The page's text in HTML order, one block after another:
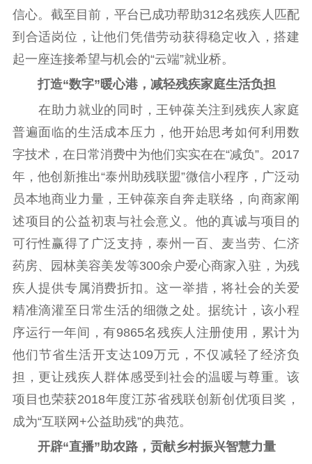
电影工作
电影创作 电影市场
机关党建
党建要闻 学习在线
文化人才
紫金人才 职称评审
数据资源
公共服务
新时代公民素养
提升资源库
新闻出版
政务服务
作品著作权
登记服务
科研创新
服务管理平台
智库服务
管理平台
文艺创作
服务管理
文化产业
统计分析
数字出版
审读服务
新闻发布工作备
案管理系统
电影
服务
理论宣讲
共建共享平台
政工继续教育学
习平台
责任编辑注册
业务申报系统
信心。截至目前，平台已成功帮助312名残疾人匹配
到合适岗位，让他们凭借劳动获得稳定收入，搭建
起一座连接希望与机会的“云端”就业桥。
打造“数字”暖心港，减轻残疾家庭生活负担
在助力就业的同时，王钟葆关注到残疾人家庭
普遍面临的生活成本压力，他开始思考如何利用数
字技术，在日常消费中为他们实实在在“减负”。2017
年，他创新推出“泰州助残联盟”微信小程序，广泛动
员本地商业力量，王钟葆亲自奔走联络，向商家阐
述项目的公益初衷与社会意义。他的真诚与项目的
可行性赢得了广泛支持，泰州一百、麦当劳、仁济
药房、园林美容美发等300余户爱心商家入驻，为残
疾人提供专属消费折扣。这一举措，将社会的关爱
精准滴灌至日常生活的细微之处。据统计，该小程
序运行一年间，有9865名残疾人注册使用，累计为
他们节省生活开支达109万元，不仅减轻了经济负
担，更让残疾人群体感受到社会的温暖与尊重。该
项目也荣获2018年度江苏省残联创新创优项目奖，
成为“互联网+公益助残”的典范。
开辟“直播”助农路，贡献乡村振兴智慧力量